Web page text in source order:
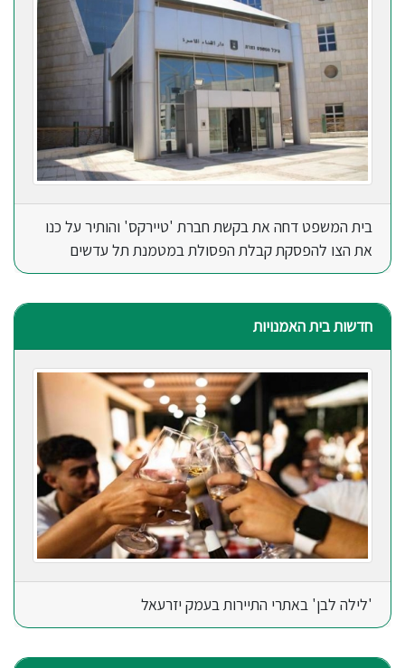
בית המשפט דחה את בקשת חברת 'טיירקס' והותיר על כנו
את הצו להפסקת קבלת הפסולת במטמנת תל עדשים
חדשות בית האמנויות
'לילה לבן' באתרי התיירות בעמק יזרעאל